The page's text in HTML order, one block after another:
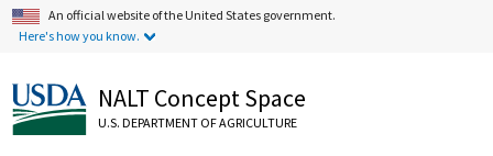
An official website of the United States government.
Here's how you know.
NALT Concept Space
U.S. DEPARTMENT OF AGRICULTURE